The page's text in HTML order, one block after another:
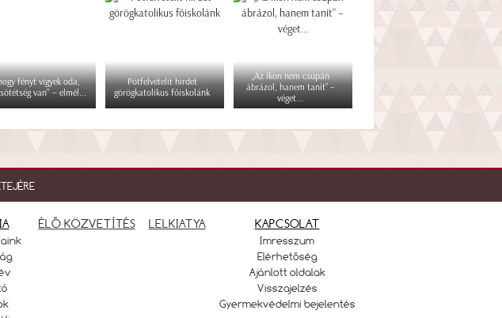
fényt vigyek oda,
van" – elmél...
Pótfelvételit hirdet
görögkatolikus főiskolánk
„Az ikon nem csupán
ábrázol, hanem tanít” –
véget...
ÉLŐ KÖZVETÍTÉS LELKIATYA KAPCSOLAT
Imresszum
Elérhetőség
Ajánlott oldalak
Visszajelzés
Gyermekvédelmi bejelentés